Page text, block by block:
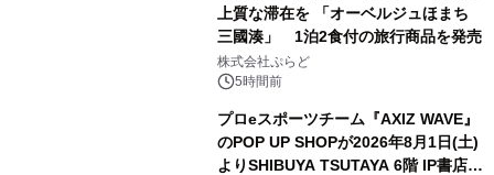
上質な滞在を 「オーベルジュほまち
三國湊」 1泊2食付の旅行商品を発売
株式会社ぷらど
5時間前
プロeスポーツチーム『AXIZ WAVE』
のPOP UP SHOPが2026年8月1日(土)
よりSHIBUYA TSUTAYA 6階 IP書店で